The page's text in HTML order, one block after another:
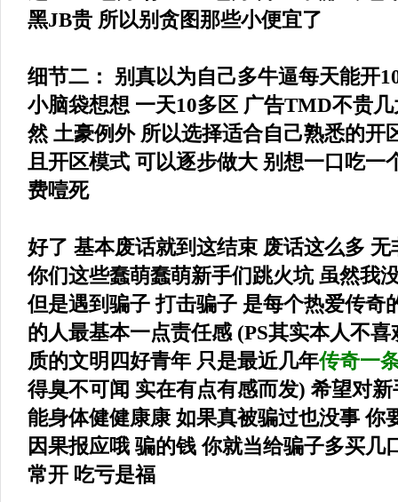
黑JB贵 所以别贪图那些小便宜了
细节二： 别真以为自己多牛逼每天能开
小脑袋想想 一天10多区 广告TMD不贵
然 土豪例外 所以选择适合自己熟悉的开
且开区模式 可以逐步做大 别想一口吃一
费噎死
好了 基本废话就到这结束 废话这么多
你们这些蠢萌蠢萌新手们跳火坑 虽然我
但是遇到骗子 打击骗子 是每个热爱传奇
的人最基本一点责任感 (PS其实本人不
质的文明四好青年 只是最近几年传奇一
得臭不可闻 实在有点有感而发) 希望对
能身体健健康康 如果真被骗过也没事 你
因果报应哦 骗的钱 你就当给骗子多买
常开 吃亏是福